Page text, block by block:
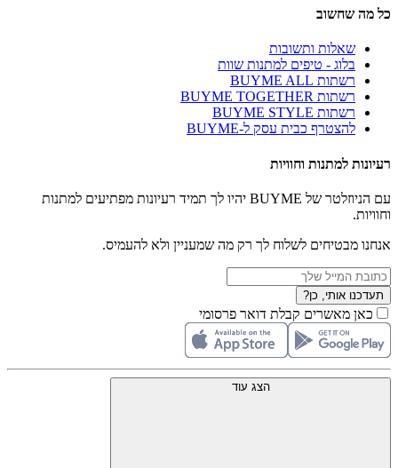
כל מה שחשוב
שאלות ותשובות
בלוג - טיפים למתנות שוות
רשתות BUYME ALL
רשתות BUYME TOGETHER
רשתות BUYME STYLE
להצטרף כבית עסק ל-BUYME
רעיונות למתנות וחוויות
עם הניוזלטר של BUYME יהיו לך תמיד רעיונות מפתיעים למתנות
וחוויות.
אנחנו מבטיחים לשלוח לך רק מה שמעניין ולא להעמיס.
תעדכנו אותי, כן?
כאן מאשרים קבלת דואר פרסומי
הצג עוד